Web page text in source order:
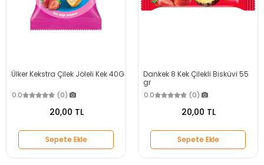
Ülker Kekstra Çilek Jöleli Kek 40G
0.0 (0)
20,00 TL
Sepete Ekle
Dankek 8 Kek Çilekli Bisküvi 55
gr
0.0 (0)
20,00 TL
Sepete Ekle